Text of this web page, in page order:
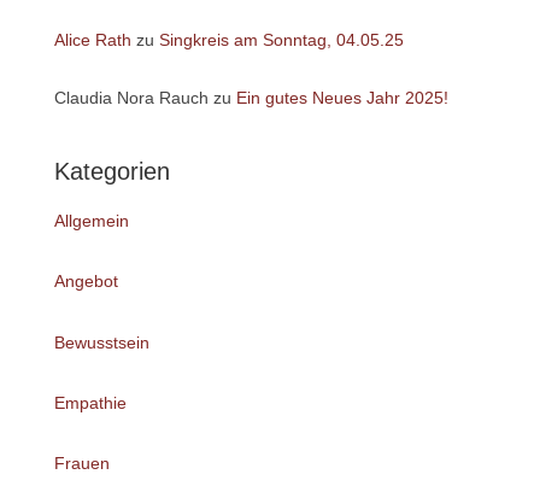
Alice Rath zu Singkreis am Sonntag, 04.05.25
Claudia Nora Rauch zu Ein gutes Neues Jahr 2025!
Kategorien
Allgemein
Angebot
Bewusstsein
Empathie
Frauen